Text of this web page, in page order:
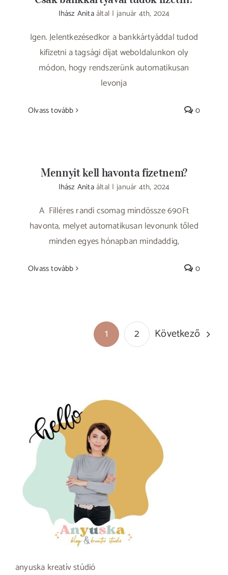
Ihász Anitaáltal | január 4th, 2024
Igen. Jelentkezésedkor a bankkártyáddal tudod
kifizetni a tagsági díjat weboldalunkon oly
módon, hogy rendszerünk automatikusan
levonja
Olvass tovább 0
Mennyit kell havonta fizetnem?
Ihász Anitaáltal | január 4th, 2024
A Filléres randi csomag mindössze 690Ft
havonta, melyet automatikusan levonunk tőled
minden egyes hónapban mindaddig,
Olvass tovább 0
1 2 Következő
anyuska kreatív stúdió